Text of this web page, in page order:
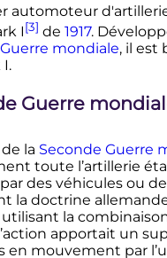
automoteur
I[3] de 1917.
mondiale, il est
I.
Guerre
la Seconde Guerre
toute l’artillerie
des véhicules ou
la doctrine
utilisant la
apportait un
en mouvement par